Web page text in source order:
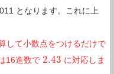
となります。これに上
して小数点をつけるだけで
16進数で 2.43
2.43 に対応しま